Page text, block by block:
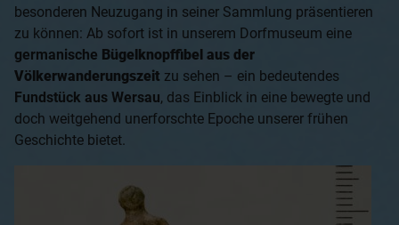
besonderen Neuzugang in seiner Sammlung präsentieren
zu können: Ab sofort ist in unserem Dorfmuseum eine
germanische Bügelknopffibel aus der
Völkerwanderungszeit zu sehen – ein bedeutendes
Fundstück aus Wersau, das Einblick in eine bewegte und
doch weitgehend unerforschte Epoche unserer frühen
Geschichte bietet.